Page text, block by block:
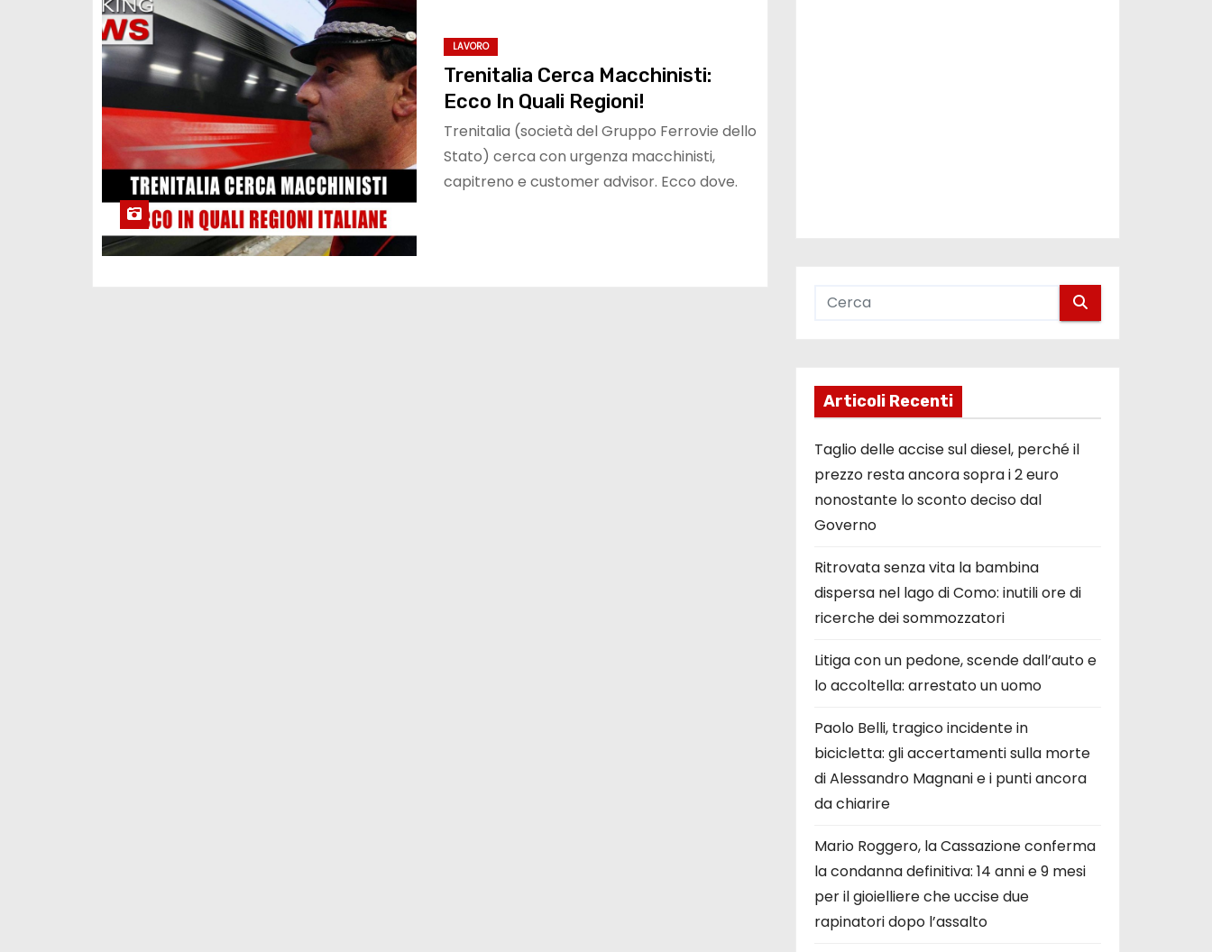
LAVORO
Trenitalia Cerca Macchinisti:
Ecco In Quali Regioni!
Trenitalia (società del Gruppo Ferrovie dello
Stato) cerca con urgenza macchinisti,
capitreno e customer advisor. Ecco dove.
Articoli Recenti
Taglio delle accise sul diesel, perché il
prezzo resta ancora sopra i 2 euro
nonostante lo sconto deciso dal
Governo
Ritrovata senza vita la bambina
dispersa nel lago di Como: inutili ore di
ricerche dei sommozzatori
Litiga con un pedone, scende dall’auto e
lo accoltella: arrestato un uomo
Paolo Belli, tragico incidente in
bicicletta: gli accertamenti sulla morte
di Alessandro Magnani e i punti ancora
da chiarire
Mario Roggero, la Cassazione conferma
la condanna definitiva: 14 anni e 9 mesi
per il gioielliere che uccise due
rapinatori dopo l’assalto